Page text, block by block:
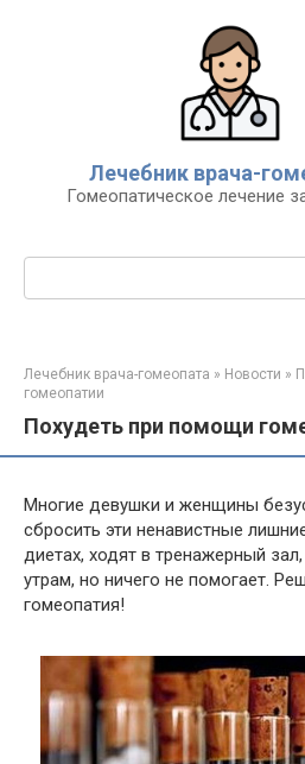
Лечебник врача-
Гомеопатическое лечение
Поиск:
Лечебник врача-гомеопата » Новости »
гомеопатии
Похудеть при помощи
Многие девушки и женщины
сбросить эти ненавистные
диетах, ходят в тренажерный
утрам, но ничего не помогает.
гомеопатия!